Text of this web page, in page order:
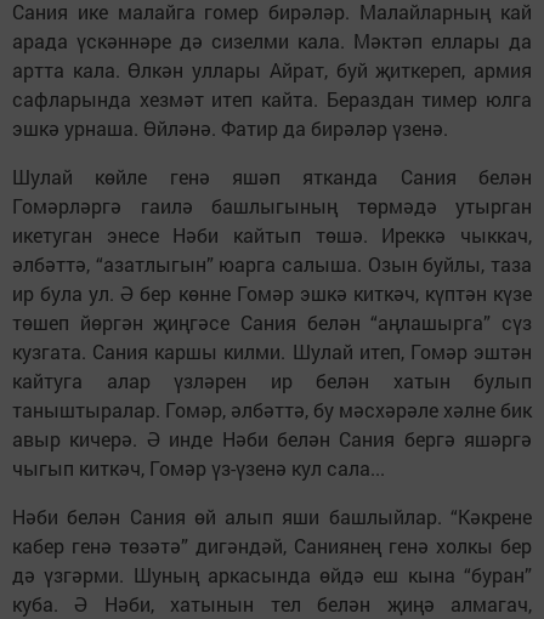
Сания ике малайга гомер бирәләр. Малайларның кай
арада үскәннәре дә сизелми кала. Мәктәп еллары да
артта кала. Өлкән уллары Айрат, буй җиткереп, армия
сафларында хезмәт итеп кайта. Бераздан тимер юлга
эшкә урнаша. Өйләнә. Фатир да бирәләр үзенә.
Шулай көйле генә яшәп ятканда Сания белән
Гомәрләргә гаилә башлыгының төрмәдә утырган
икетуган энесе Нәби кайтып төшә. Иреккә чыккач,
әлбәттә, “азатлыгын” юарга салыша. Озын буйлы, таза
ир була ул. Ә бер көнне Гомәр эшкә киткәч, күптән күзе
төшеп йөргән җиңгәсе Сания белән “аңлашырга” сүз
кузгата. Сания каршы килми. Шулай итеп, Гомәр эштән
кайтуга алар үзләрен ир белән хатын булып
таныштыралар. Гомәр, әлбәттә, бу мәсхәрәле хәлне бик
авыр кичерә. Ә инде Нәби белән Сания бергә яшәргә
чыгып киткәч, Гомәр үз-үзенә кул сала...
Нәби белән Сания өй алып яши башлыйлар. “Кәкрене
кабер генә төзәтә” дигәндәй, Саниянең генә холкы бер
дә үзгәрми. Шуның аркасында өйдә еш кына “буран”
куба. Ә Нәби, хатынын тел белән җиңә алмагач,